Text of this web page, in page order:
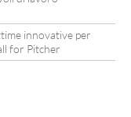
innovative per
for Pitcher